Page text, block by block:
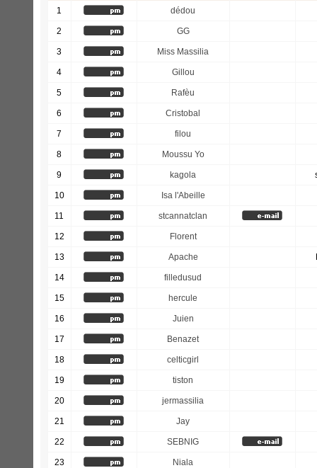
1
dédou
2 GG
3 Miss Massilia
4 Gillou
5 Rafèu
6 Cristobal
7 filou
8 Moussu Yo
9 kagola
10 Isa l'Abeille
11 stcannatclan
12 Florent
13 Apache
14 filledusud
15 hercule
16 Juien
17 Benazet
18 celticgirl
19 tiston
20 jermassilia
21 Jay
22 SEBNIG
23 Niala